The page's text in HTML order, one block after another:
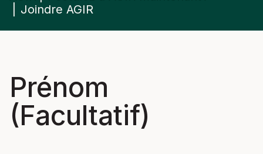
Joindre AGIR
Prénom
(Facultatif)